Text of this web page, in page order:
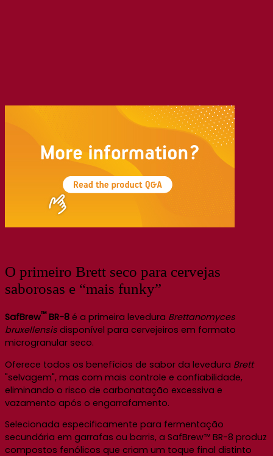
O primeiro Brett seco para cervejas
saborosas e “mais funky”
SafBrew™BR-8 é a primeira levedura Brettanomyces
bruxellensis disponível para cervejeiros em formato
microgranular seco.
Oferece todos os benefícios de sabor da levedura Brett
"selvagem", mas com mais controle e confiabilidade,
eliminando o risco de carbonatação excessiva e
vazamento após o engarrafamento.
Selecionada especificamente para fermentação
secundária em garrafas ou barris, a SafBrew™ BR-8 produz
compostos fenólicos que criam um toque final distinto